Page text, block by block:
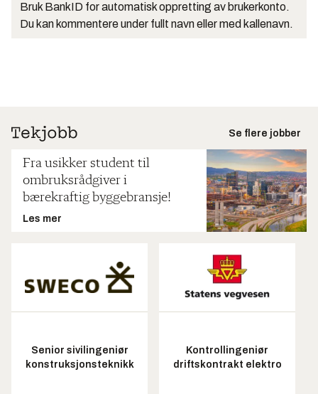
Bruk BankID for automatisk oppretting av brukerkonto.
Du kan kommentere under fullt navn eller med kallenavn.
Se flere jobber
Fra usikker student til
ombruksrådgiver i
bærekraftig byggebransje!
Les mer
Senior sivilingeniør
konstruksjonsteknikk
Kontrollingeniør
driftskontrakt elektro